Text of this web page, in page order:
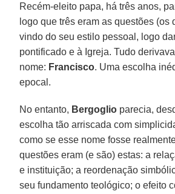
Recém-eleito papa, há três anos,
logo que três eram as questões (os
vindo do seu estilo pessoal, logo
pontificado e à Igreja. Tudo
nome: Francisco. Uma escolha
epocal.
No entanto, Bergoglio parecia,
escolha tão arriscada com
como se esse nome fosse
questões eram (e são) estas: a
e instituição; a reordenação
seu fundamento teológico; o efeito